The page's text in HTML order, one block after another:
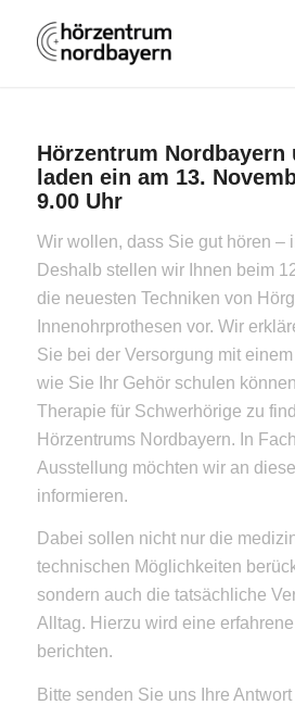
Hörzentrum Nordbayern
laden ein am 13.
9.00 Uhr
Wir wollen, dass Sie gut hören –
Deshalb stellen wir Ihnen beim
die neuesten Techniken von
Innenohrprothesen vor. Wir
Sie bei der Versorgung mit
wie Sie Ihr Gehör schulen
Therapie für Schwerhörige zu
Hörzentrums Nordbayern. In
Ausstellung möchten wir an
informieren.
Dabei sollen nicht nur die
technischen Möglichkeiten
sondern auch die tatsächliche
Alltag. Hierzu wird eine
berichten.
Bitte senden Sie uns Ihre